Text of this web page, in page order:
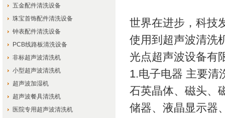
五金配件清洗设备
珠宝首饰配件清洗设备
钟表配件清洗设备
PCB线路板清洗设备
非标超声波清洗机
小型超声波清洗机
超声波加湿机
超声波餐具清洗机
医院专用超声波清洗机
世界在进步，科技
使用到超声波清洗
光点超声波设备有
1.电子电器 主要清
石英晶体、磁头、
储器、液晶显示器